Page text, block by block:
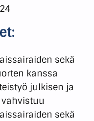
sekä
kanssa
julkisen ja
sekä